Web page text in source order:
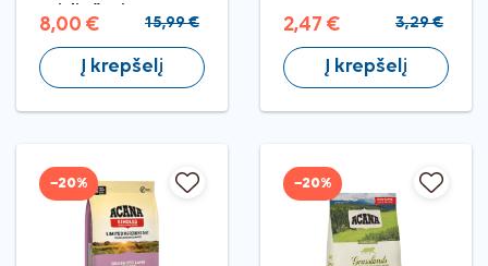
8,00 € 15,99 €
Į krepšelį
2,47 € 3,29 €
Į krepšelį
−20% −20%